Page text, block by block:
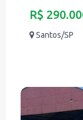
R$
Santos/SP